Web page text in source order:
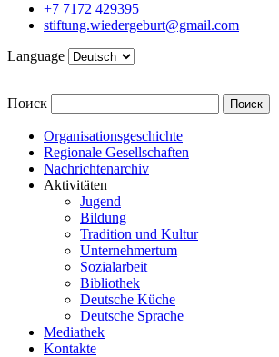
+7 7172 429395
stiftung.wiedergeburt@gmail.com
Language
Поиск Поиск
Organisationsgeschichte
Regionale Gesellschaften
Nachrichtenarchiv
Aktivitäten
Jugend
Bildung
Tradition und Kultur
Unternehmertum
Sozialarbeit
Bibliothek
Deutsche Küche
Deutsche Sprache
Mediathek
Kontakte